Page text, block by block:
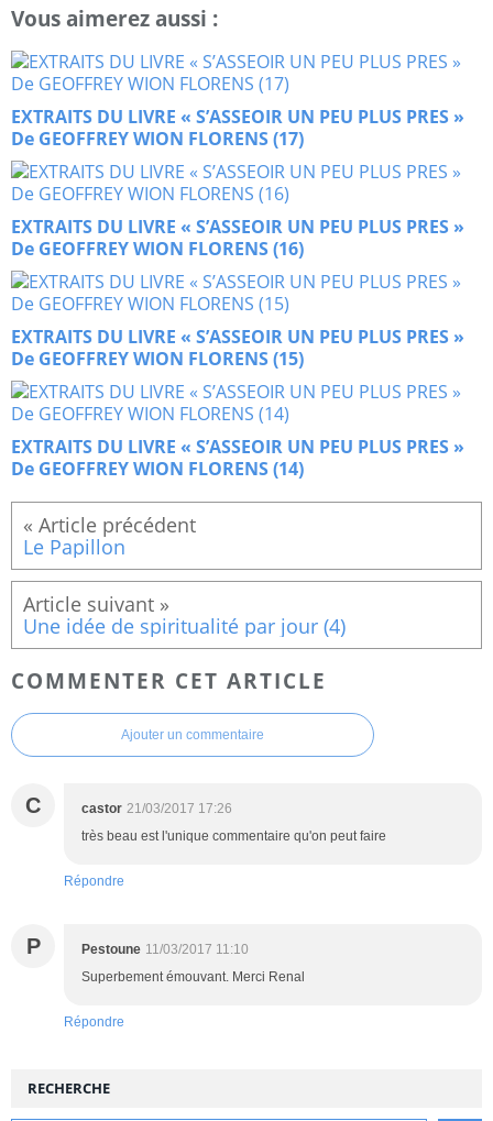
Vous aimerez aussi :
EXTRAITS DU LIVRE « S’ASSEOIR UN PEU PLUS PRES »
De GEOFFREY WION FLORENS (17)
EXTRAITS DU LIVRE « S’ASSEOIR UN PEU PLUS PRES »
De GEOFFREY WION FLORENS (16)
EXTRAITS DU LIVRE « S’ASSEOIR UN PEU PLUS PRES »
De GEOFFREY WION FLORENS (15)
EXTRAITS DU LIVRE « S’ASSEOIR UN PEU PLUS PRES »
De GEOFFREY WION FLORENS (14)
Le Papillon
Une idée de spiritualité par jour (4)
COMMENTER CET ARTICLE
Ajouter un commentaire
C castor 21/03/2017 17:26
très beau est l'unique commentaire qu'on peut faire
Répondre
P Pestoune 11/03/2017 11:10
Superbement émouvant. Merci Renal
Répondre
RECHERCHE